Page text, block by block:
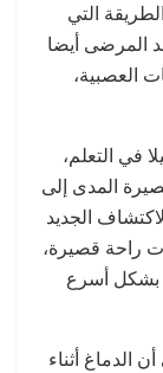
التي
المرضى أيضا
العصبية،
في التعلم،
المدى إلى
الجديد
راحة قصيرة،
بشكل أسرع
الدماغ أثناء